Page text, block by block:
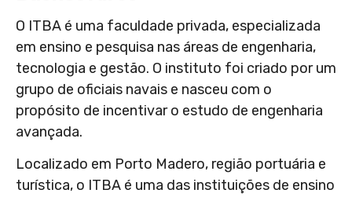
O ITBA é uma faculdade privada, especializada
em ensino e pesquisa nas áreas de engenharia,
tecnologia e gestão. O instituto foi criado por um
grupo de oficiais navais e nasceu com o
propósito de incentivar o estudo de engenharia
avançada.
Localizado em Porto Madero, região portuária e
turística, o ITBA é uma das instituições de ensino